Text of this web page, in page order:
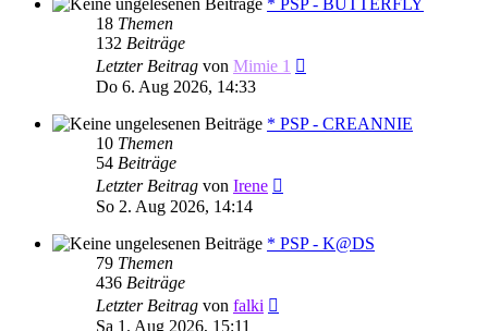
* PSP - BUTTERFLY
18 Themen
132 Beiträge
Letzter Beitrag von Mimie 1
Do 6. Aug 2026, 14:33
* PSP - CREANNIE
10 Themen
54 Beiträge
Letzter Beitrag von Irene
So 2. Aug 2026, 14:14
* PSP - K@DS
79 Themen
436 Beiträge
Letzter Beitrag von falki
Sa 1. Aug 2026, 15:11